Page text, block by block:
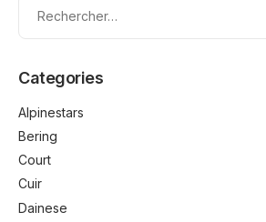
Categories
Alpinestars
Bering
Court
Cuir
Dainese